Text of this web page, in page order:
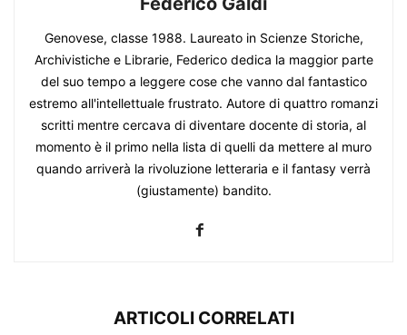
Genovese, classe 1988. Laureato in Scienze Storiche,
Archivistiche e Librarie, Federico dedica la maggior parte
del suo tempo a leggere cose che vanno dal fantastico
estremo all'intellettuale frustrato. Autore di quattro romanzi
scritti mentre cercava di diventare docente di storia, al
momento è il primo nella lista di quelli da mettere al muro
quando arriverà la rivoluzione letteraria e il fantasy verrà
(giustamente) bandito.
ARTICOLI CORRELATI